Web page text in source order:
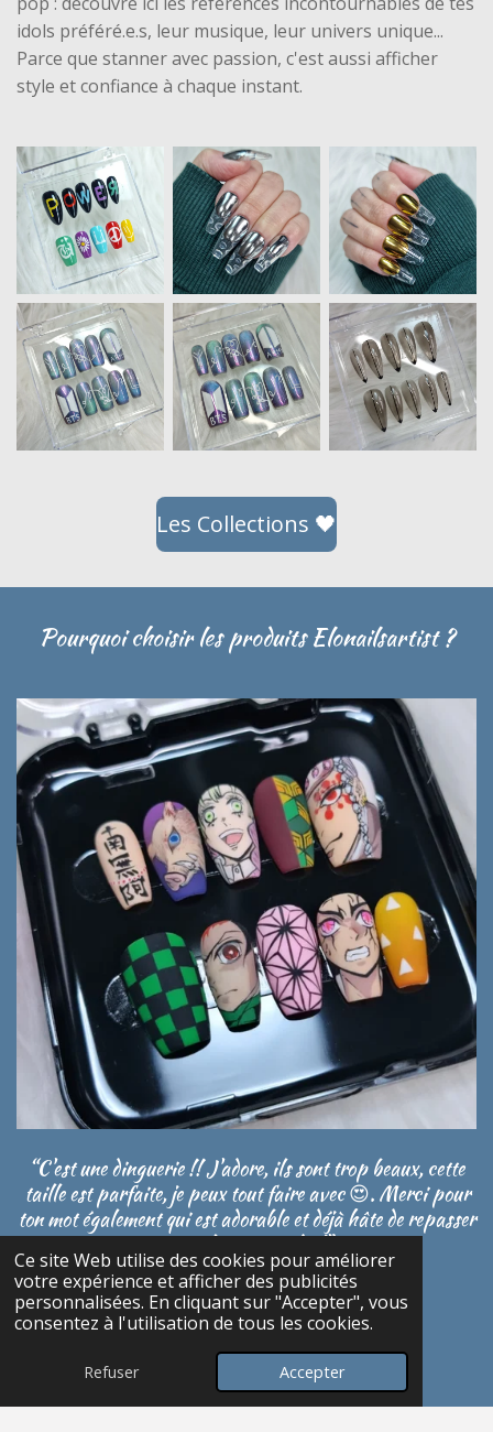
Ce site Web utilise des cookies pour améliorer
votre expérience et afficher des publicités
personnalisées. En cliquant sur "Accepter", vous
consentez à l'utilisation de tous les cookies.
Refuser Accepter
idols préféré.e.s, leur musique, leur univers unique...
Parce que stanner avec passion, c'est aussi afficher
style et confiance à chaque instant.
Les Collections 🖤
Pourquoi choisir les produits Elonailsartist ?
“C'est une dinguerie !! J'adore, ils sont trop beaux, cette
taille est parfaite, je peux tout faire avec 😍. Merci pour
ton mot également qui est adorable et déjà hâte de repasser
une jolie commande !"
Léa
E-mail Instagram